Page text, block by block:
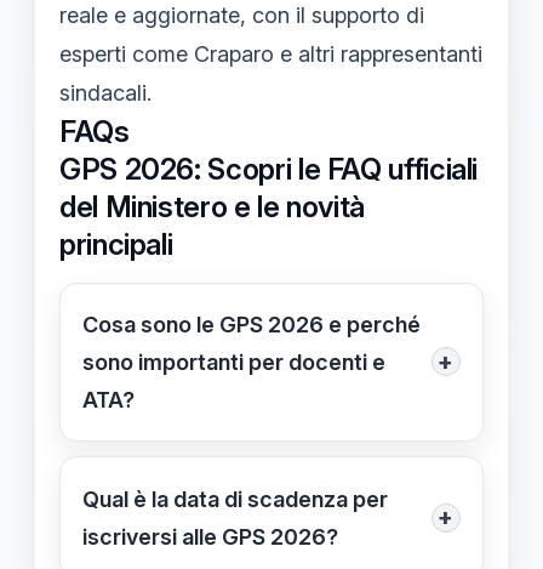
reale e aggiornate, con il supporto di
esperti come Craparo e altri rappresentanti
sindacali.
FAQs
GPS 2026: Scopri le FAQ ufficiali
del Ministero e le novità
principali
Cosa sono le GPS 2026 e perché
sono importanti per docenti e
ATA?
+
Le GPS 2026 sono le Graduatorie
Provinciali per le Supplenze, strumenti
fondamentali per l’assegnazione di
Qual è la data di scadenza per
iscriversi alle GPS 2026?
+